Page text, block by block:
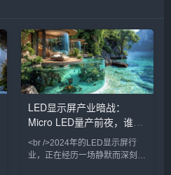
LED显示屏产业暗战：
Micro LED量产前夜，谁在
改写千亿显示版图？
<br />2024年的LED显示屏行
业，正在经历一场静默而深刻的